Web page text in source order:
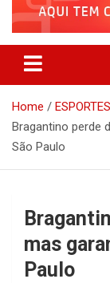
Home
ESPORTES
Bragantino perde
São Paulo
mas
Paulo